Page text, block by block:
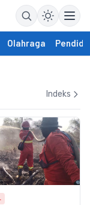
Olahraga
Indeks